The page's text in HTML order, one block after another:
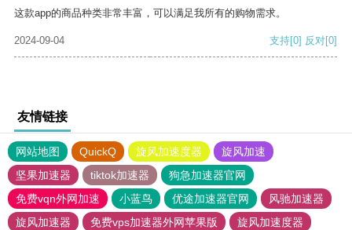
这款app的商品种类非常丰富，可以满足我所有的购物需求。
2024-09-04 支持[0] 反对[0]
友情链接
网站地图 QuickQ 旋风加速度器
旋风加速
坚果加速器
tiktok加速器
狗急加速器官网
免费vqn外网加速
小蓝鸟 优途加速器官网
风驰加速器
旋风加速器
免费vps加速器外网苹果版
旋风加速度器